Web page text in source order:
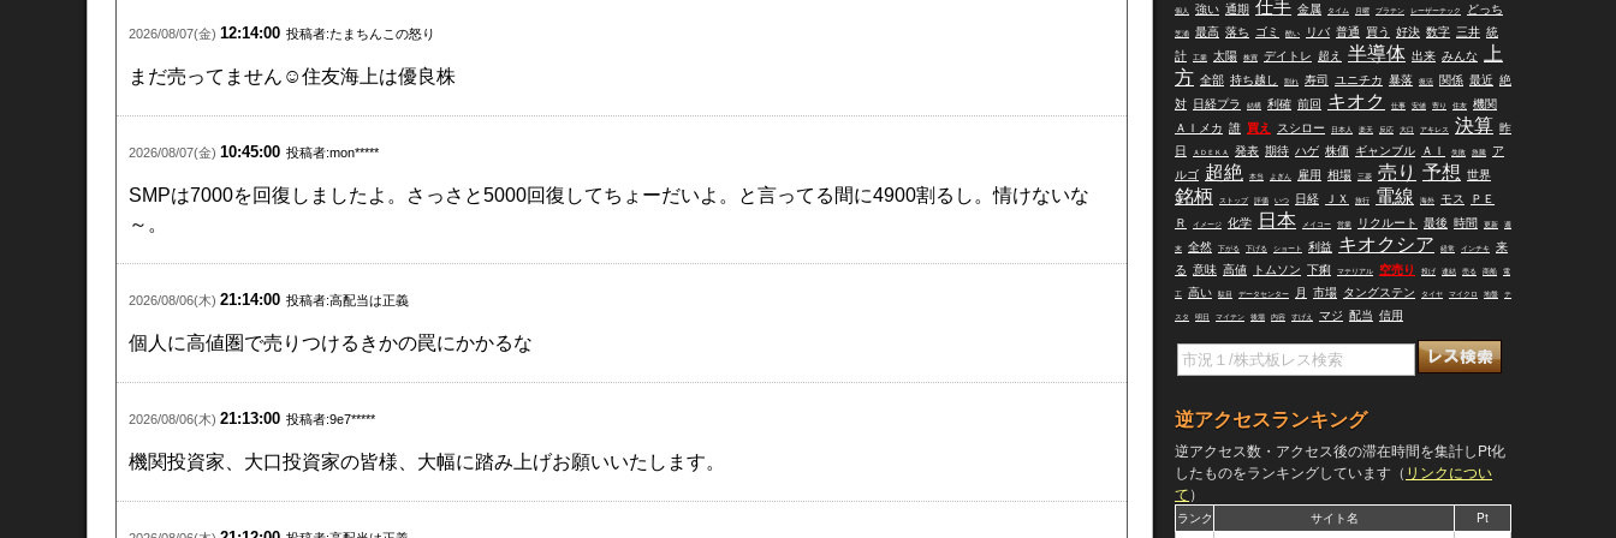
2026/08/07(金) 12:14:00 投稿者:たまちんこの怒り
まだ売ってません☺️住友海上は優良株
2026/08/07(金) 10:45:00 投稿者:mon*****
SMPは7000を回復しましたよ。さっさと5000回復してちょーだいよ。と言ってる間に4900割るし。情けないな
～。
2026/08/06(木) 21:14:00 投稿者:高配当は正義
個人に高値圏で売りつけるきかの罠にかかるな
2026/08/06(木) 21:13:00 投稿者:9e7*****
機関投資家、大口投資家の皆様、大幅に踏み上げお願いいたします。
個人 強い 通期 仕手 金属 タイム 月曜 プラテン レーザーテック どっち
芝浦 最高 落ち ゴミ 酷い リバ 普通 買う 好決 数字 三井 統
計
工業 太陽 株買 デイトレ 超え 半導体 出来 みんな
上
方 全部 持ち越し 割れ 寿司 ユニチカ 暴落 復活 関係 最近 絶
対 日経プラ 結構 利確 前回 キオク 仕事 安値 寄り 住友
機関
ＡＩメカ 誰 買え スシロー 日本人 楽天 反応 大口 アキレス 決算 昨
日
ＡＤＥＫＡ 発表 期待 ハゲ 株価 ギャンブル ＡＩ 失敗 急騰
ア
ルゴ 超絶 本当 よぎん 雇用 相場 三菱 売り 予想 世界
銘柄 ストップ 評価 いつ 日経 ＪＸ 旅行 電線 海外 モス
ＰＥ
Ｒ
イメージ 化学 日本 メイコー 営業 リクルート 最後 時間 更新 週
末 全然 下がる 下げる ショート 利益 キオクシア 経常 インチキ
来
る 意味 高値 トムソン 下痢 マテリアル 空売り 投げ 連結 売る 商船 電
高い 駄目 データセンター 月 市場 タングステン タイヤ マイクロ 地盤 テ
スタ 明日 マイテン 後場 内容 すげえ マジ 配当 信用
逆アクセスランキング
逆アクセス数・アクセス後の滞在時間を集計しPt化
したものをランキングしています（ リンクについ
て）
ランク サイト名 Pt